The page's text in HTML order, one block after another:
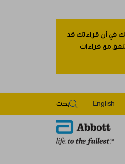
في أن قراءتك قد
مع قراءات
English بحث